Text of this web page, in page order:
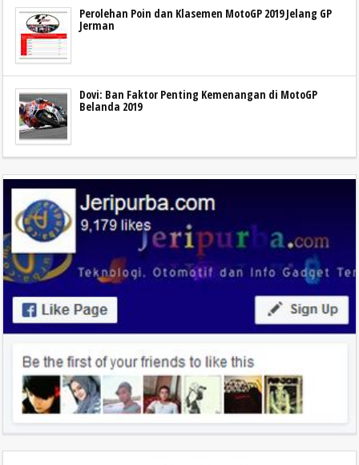
Perolehan Poin dan Klasemen MotoGP 2019 Jelang GP
Jerman
Dovi: Ban Faktor Penting Kemenangan di MotoGP
Belanda 2019